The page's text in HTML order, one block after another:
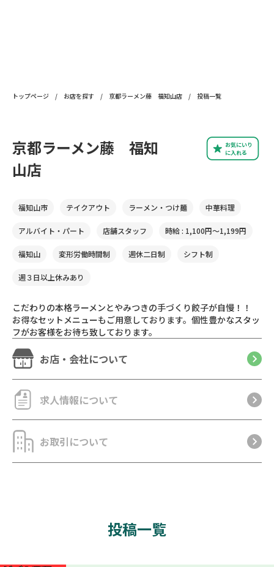
トップページ / お店を探す / 京都ラーメン藤 福知山店 / 投稿一覧
お気にいり
に入れる
京都ラーメン藤 福知
山店
福知山市 テイクアウト ラーメン・つけ麺 中華料理
アルバイト・パート 店舗スタッフ 時給 : 1,100円〜1,199円
福知山 変形労働時間制 週休二日制 シフト制
週３日以上休みあり
こだわりの本格ラーメンとやみつきの手づくり餃子が自慢！！
お得なセットメニューもご用意しております。個性豊かなスタッ
フがお客様をお待ち致しております。
お店・会社について
求人情報について
お取引について
投稿一覧